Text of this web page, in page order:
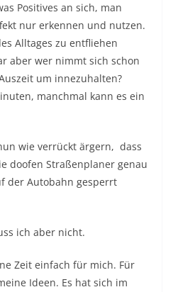
Positives an sich, man
nur erkennen und nutzen.
Alltages zu entfliehen
aber wer nimmt sich schon
um innezuhalten?
manchmal kann es ein
wie verrückt ärgern, dass
doofen Straßenplaner genau
der Autobahn gesperrt
ich aber nicht.
Zeit einfach für mich. Für
Ideen. Es hat sich im